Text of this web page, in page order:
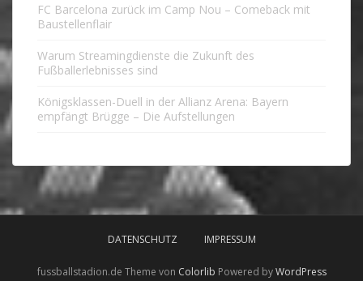
FC Barcelona zurück im Camp Nou – Comeback mit
Baustellenflair
Warum Streamingdienste die Zukunft des
Fußballerlebnisses sind
Königsklassen-Duell in der Allianz Arena: Bayern
empfängt Brügge – Die Aufstellungen
DATENSCHUTZ IMPRESSUM
fussballstadion.de Theme von Colorlib Powered byWordPress